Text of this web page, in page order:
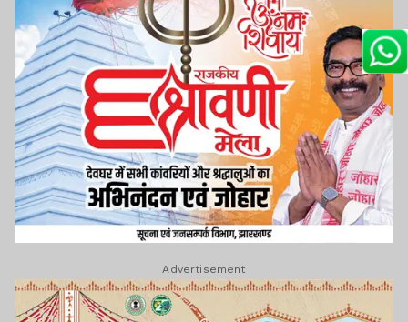
Advertisement